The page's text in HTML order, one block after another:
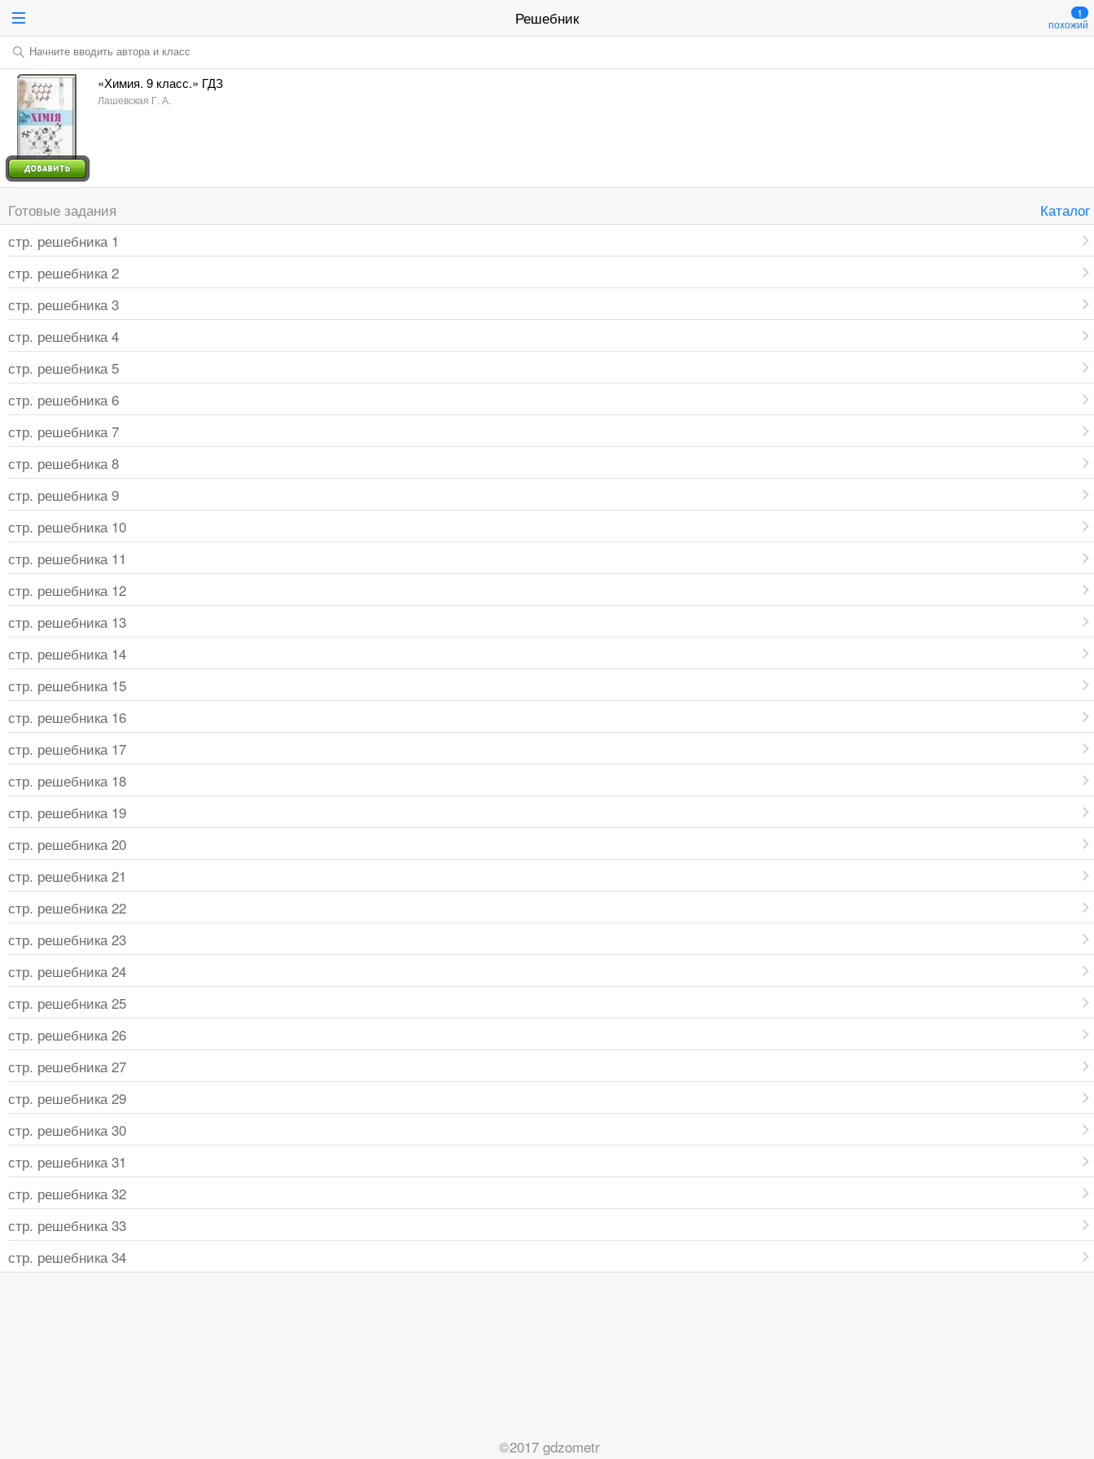
Решебник 1
похожий
Начните вводить автора и класс
«Химия. 9 класс.» ГДЗ
Лашевская Г. А.
Готовые задания
Каталог
стр. решебника 1
стр. решебника 2
стр. решебника 3
стр. решебника 4
стр. решебника 5
стр. решебника 6
стр. решебника 7
стр. решебника 8
стр. решебника 9
стр. решебника 10
стр. решебника 11
стр. решебника 12
стр. решебника 13
стр. решебника 14
стр. решебника 15
стр. решебника 16
стр. решебника 17
стр. решебника 18
стр. решебника 19
стр. решебника 20
стр. решебника 21
стр. решебника 22
стр. решебника 23
стр. решебника 24
стр. решебника 25
стр. решебника 26
стр. решебника 27
стр. решебника 29
стр. решебника 30
стр. решебника 31
стр. решебника 32
стр. решебника 33
стр. решебника 34
©2017 gdzometr